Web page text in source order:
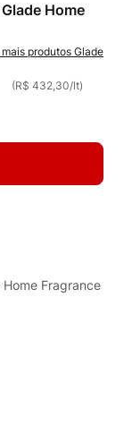
Home
Glade
(R$ 432,30/lt)
Fragrance